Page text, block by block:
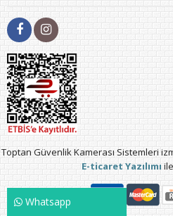
Toptan Güvenlik Kamerası Sistemleri
E-ticaret Yazılımı
Whatsapp